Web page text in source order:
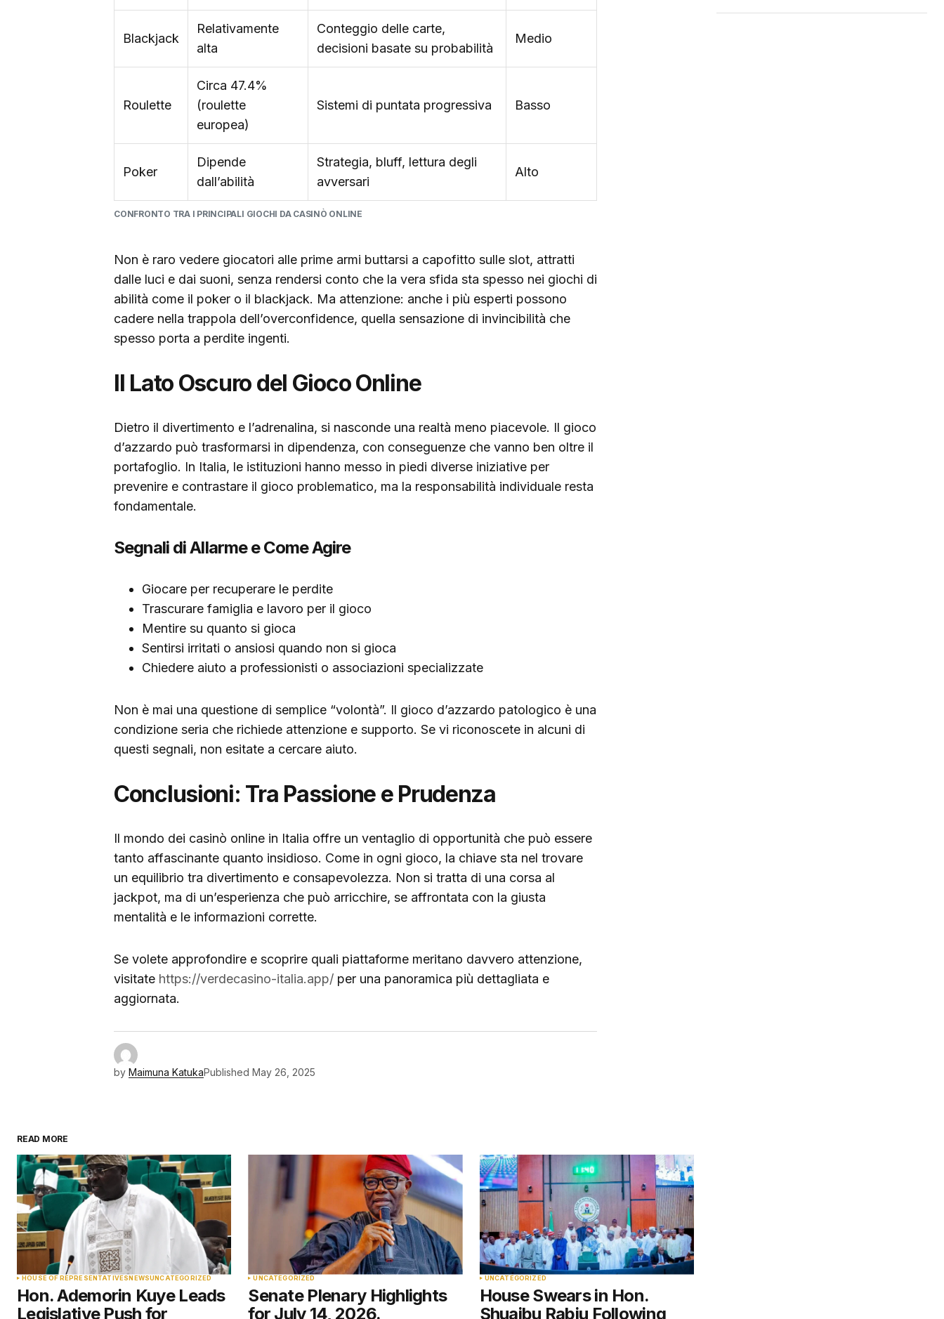
CONFRONTO TRA I PRINCIPALI GIOCHI DA CASINÒ ONLINE
Blackjack
Relativamente
alta
Conteggio delle carte,
decisioni basate su probabilità
Medio
Roulette
Circa 47.4%
(roulette
europea)
Sistemi di puntata progressiva Basso
Poker
Dipende
dall’abilità
Strategia, bluff, lettura degli
avversari
Alto
Non è raro vedere giocatori alle prime armi buttarsi a capofitto sulle slot, attratti
dalle luci e dai suoni, senza rendersi conto che la vera sfida sta spesso nei giochi di
abilità come il poker o il blackjack. Ma attenzione: anche i più esperti possono
cadere nella trappola dell’overconfidence, quella sensazione di invincibilità che
spesso porta a perdite ingenti.
Il Lato Oscuro del Gioco Online
Dietro il divertimento e l’adrenalina, si nasconde una realtà meno piacevole. Il gioco
d’azzardo può trasformarsi in dipendenza, con conseguenze che vanno ben oltre il
portafoglio. In Italia, le istituzioni hanno messo in piedi diverse iniziative per
prevenire e contrastare il gioco problematico, ma la responsabilità individuale resta
fondamentale.
Segnali di Allarme e Come Agire
Giocare per recuperare le perdite
Trascurare famiglia e lavoro per il gioco
Mentire su quanto si gioca
Sentirsi irritati o ansiosi quando non si gioca
Chiedere aiuto a professionisti o associazioni specializzate
Non è mai una questione di semplice “volontà”. Il gioco d’azzardo patologico è una
condizione seria che richiede attenzione e supporto. Se vi riconoscete in alcuni di
questi segnali, non esitate a cercare aiuto.
Conclusioni: Tra Passione e Prudenza
Il mondo dei casinò online in Italia offre un ventaglio di opportunità che può essere
tanto affascinante quanto insidioso. Come in ogni gioco, la chiave sta nel trovare
un equilibrio tra divertimento e consapevolezza. Non si tratta di una corsa al
jackpot, ma di un’esperienza che può arricchire, se affrontata con la giusta
mentalità e le informazioni corrette.
Se volete approfondire e scoprire quali piattaforme meritano davvero attenzione,
visitate https://verdecasino-italia.app/ per una panoramica più dettagliata e
aggiornata.
by Maimuna KatukaPublished May 26, 2025
READ MORE
HOUSE OF REPRESENTATIVESNEWSUNCATEGORIZED
Hon. Ademorin Kuye Leads
Legislative Push for
UNCATEGORIZED
Senate Plenary Highlights
for July 14, 2026.
UNCATEGORIZED
House Swears in Hon.
Shuaibu Rabiu Following